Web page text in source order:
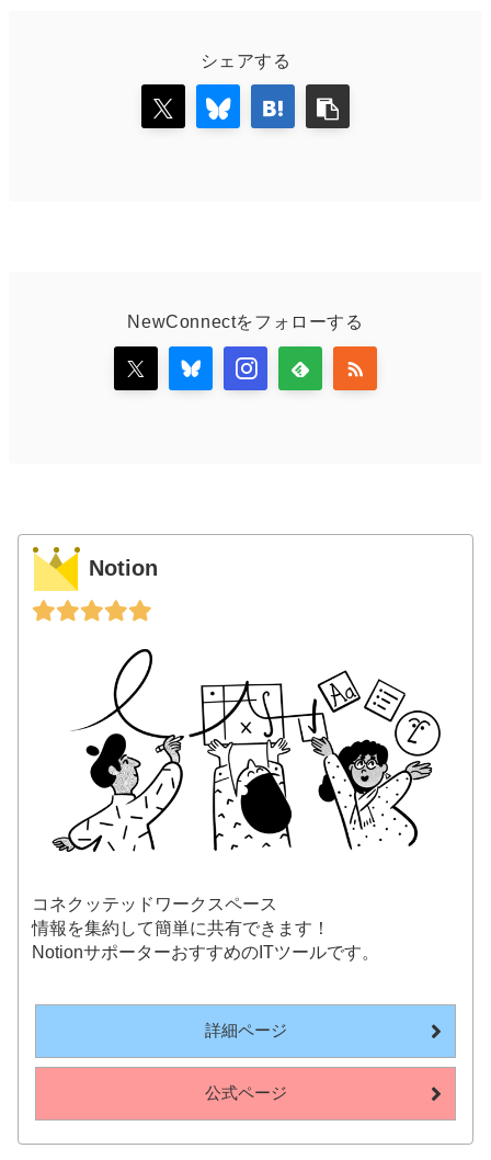
シェアする
NewConnectをフォローする
Notion
コネクッテッドワークスペース
情報を集約して簡単に共有できます！
NotionサポーターおすすめのITツールです。
詳細ページ
公式ページ